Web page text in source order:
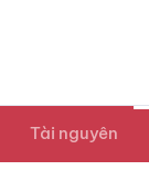
Tài nguyên